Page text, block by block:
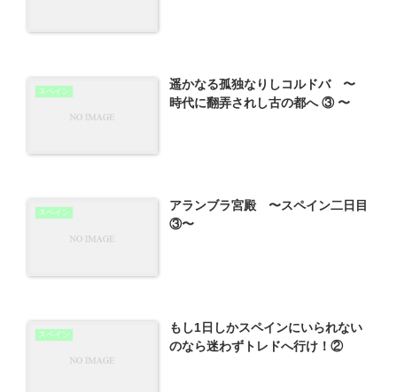
スペイン
遥かなる孤独なりしコルドバ 〜
時代に翻弄されし古の都へ ③ 〜
スペイン
アランブラ宮殿 〜スペイン二日目
③〜
スペイン
もし1日しかスペインにいられない
のなら迷わずトレドへ行け！②